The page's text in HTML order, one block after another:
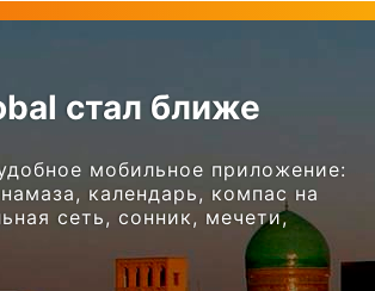
стал ближе
мобильное приложение:
календарь, компас на
сеть, сонник, мечети,